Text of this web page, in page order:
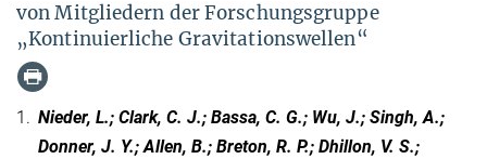
von Mitgliedern der Forschungsgruppe
„Kontinuierliche Gravitationswellen“
1. Nieder, L.; Clark, C. J.; Bassa, C. G.; Wu, J.; Singh, A.;
Donner, J. Y.; Allen, B.; Breton, R. P.; Dhillon, V. S.;